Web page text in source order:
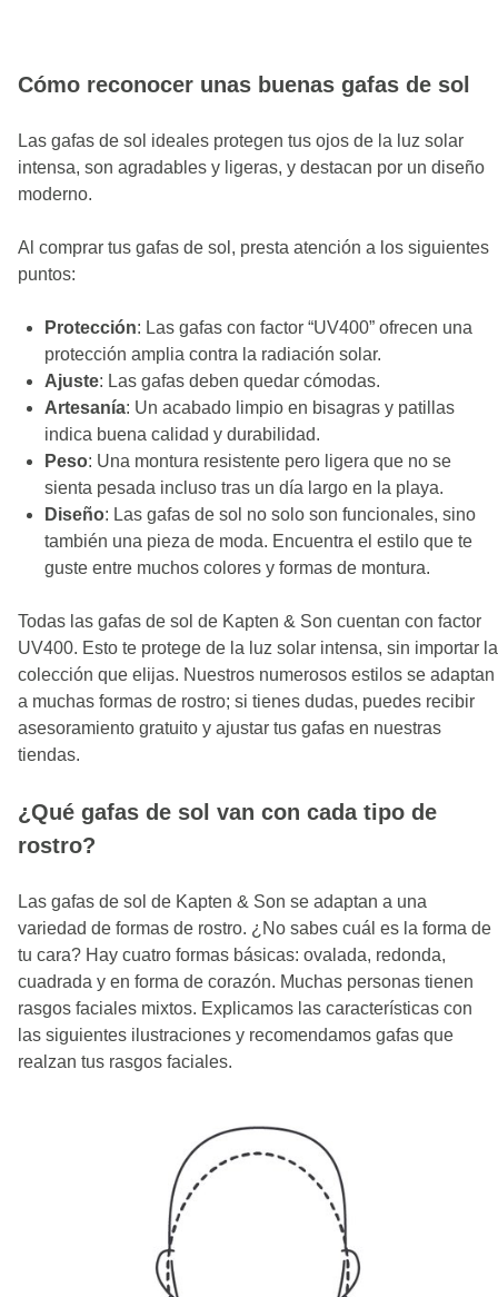
Cómo reconocer unas buenas gafas de sol
Las gafas de sol ideales protegen tus ojos de la luz solar
intensa, son agradables y ligeras, y destacan por un diseño
moderno.
Al comprar tus gafas de sol, presta atención a los siguientes
puntos:
Protección: Las gafas con factor “UV400” ofrecen una
protección amplia contra la radiación solar.
Ajuste: Las gafas deben quedar cómodas.
Artesanía: Un acabado limpio en bisagras y patillas
indica buena calidad y durabilidad.
Peso: Una montura resistente pero ligera que no se
sienta pesada incluso tras un día largo en la playa.
Diseño: Las gafas de sol no solo son funcionales, sino
también una pieza de moda. Encuentra el estilo que te
guste entre muchos colores y formas de montura.
Todas las gafas de sol de Kapten & Son cuentan con factor
UV400. Esto te protege de la luz solar intensa, sin importar la
colección que elijas. Nuestros numerosos estilos se adaptan
a muchas formas de rostro; si tienes dudas, puedes recibir
asesoramiento gratuito y ajustar tus gafas en nuestras
tiendas.
¿Qué gafas de sol van con cada tipo de
rostro?
Las gafas de sol de Kapten & Son se adaptan a una
variedad de formas de rostro. ¿No sabes cuál es la forma de
tu cara? Hay cuatro formas básicas: ovalada, redonda,
cuadrada y en forma de corazón. Muchas personas tienen
rasgos faciales mixtos. Explicamos las características con
las siguientes ilustraciones y recomendamos gafas que
realzan tus rasgos faciales.